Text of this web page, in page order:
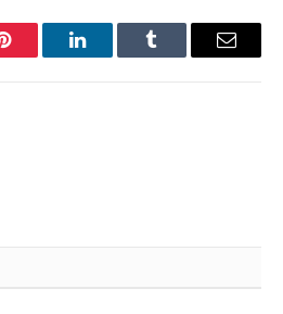
Pinterest LinkedInTumblr Email